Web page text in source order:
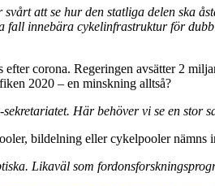
att se hur den statliga delen ska
fall innebära cykelinfrastruktur för
efter corona. Regeringen avsätter 2
2020 – en minskning alltså?
Här behöver vi se en stor
bildelning eller cykelpooler nämns
Likaväl som